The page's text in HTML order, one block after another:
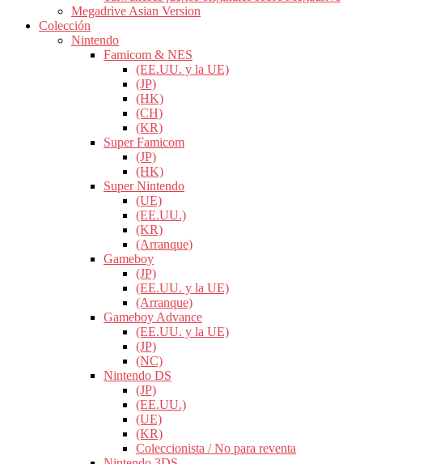
Megadrive Asian Version
Colección
Nintendo
Famicom & NES
(EE.UU. y la UE)
(JP)
(HK)
(CH)
(KR)
Super Famicom
(JP)
(HK)
Super Nintendo
(UE)
(EE.UU.)
(KR)
(Arranque)
Gameboy
(JP)
(EE.UU. y la UE)
(Arranque)
Gameboy Advance
(EE.UU. y la UE)
(JP)
(NC)
Nintendo DS
(JP)
(EE.UU.)
(UE)
(KR)
Coleccionista / No para reventa